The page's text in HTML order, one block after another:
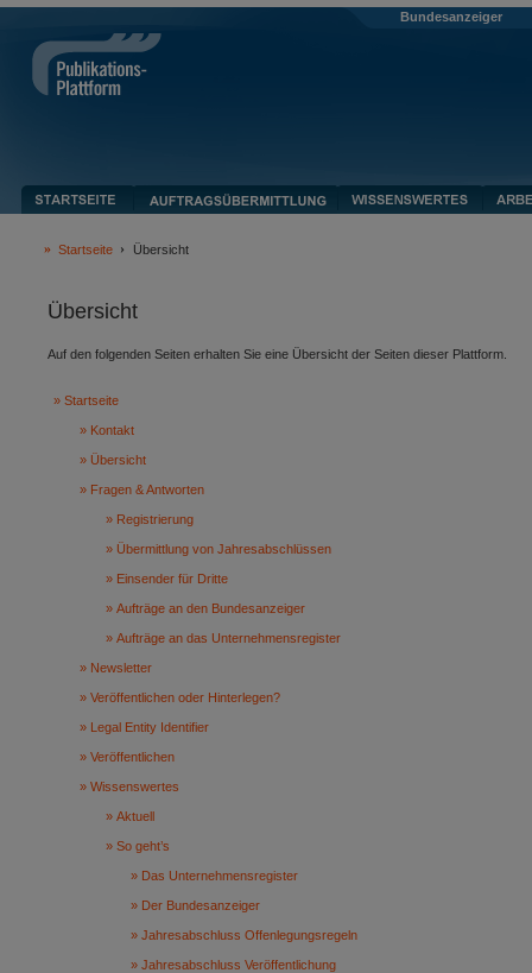
Bundesanzeiger
Startseite Übersicht
Übersicht
Auf den folgenden Seiten erhalten Sie eine Übersicht der Seiten dieser Plattform.
Startseite
Kontakt
Übersicht
Fragen & Antworten
Registrierung
Übermittlung von Jahresabschlüssen
Einsender für Dritte
Aufträge an den Bundesanzeiger
Aufträge an das Unternehmensregister
Newsletter
Veröffentlichen oder Hinterlegen?
Legal Entity Identifier
Veröffentlichen
Wissenswertes
Aktuell
So geht’s
Das Unternehmensregister
Der Bundesanzeiger
Jahresabschluss Offenlegungsregeln
Jahresabschluss Veröffentlichung